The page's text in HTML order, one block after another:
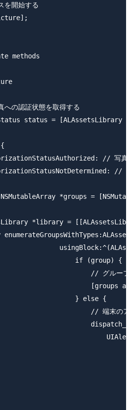
を開始する
methods
の認証状態を取得する
status = [ALAssetsLibrary
// 写真
// 写
*groups =
*library =
if (group) {
// グループ
[groups
} else {
// 端末のア